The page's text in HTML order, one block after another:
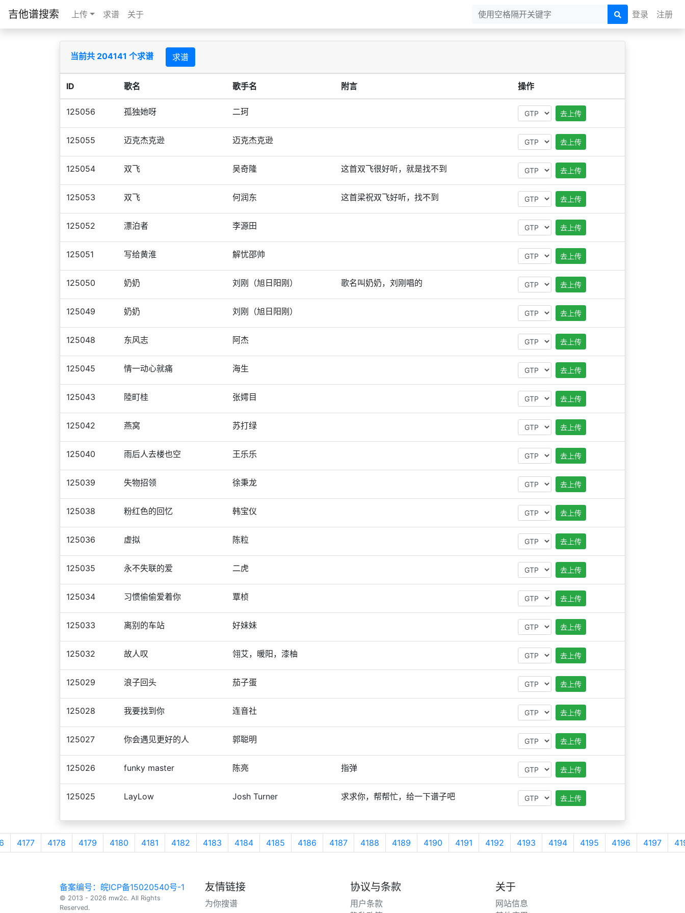
吉他谱搜索 上传 求谱 关于 登录 注册
当前共 204141 个求谱 求谱
ID 歌名 歌手名 附言 操作
125056 孤独她呀 二珂 去上传
125055 迈克杰克逊 迈克杰克逊 去上传
125054 双飞 吴奇隆 这首双飞很好听，就是找不到 去上传
125053 双飞 何润东 这首梁祝双飞好听，找不到 去上传
125052 漂泊者 李源田 去上传
125051 写给黄淮 解忧邵帅 去上传
125050 奶奶 刘刚（旭日阳刚） 歌名叫奶奶，刘刚唱的 去上传
125049 奶奶 刘刚（旭日阳刚） 去上传
125048 东风志 阿杰 去上传
125045 情一动心就痛 海生 去上传
125043 陸町桂 张嫮目 去上传
125042 燕窝 苏打绿 去上传
125040 雨后人去楼也空 王乐乐 去上传
125039 失物招领 徐秉龙 去上传
125038 粉红色的回忆 韩宝仪 去上传
125036 虚拟 陈粒 去上传
125035 永不失联的爱 二虎 去上传
125034 习惯偷偷爱着你 覃桢 去上传
125033 离别的车站 好妹妹 去上传
125032 故人叹 翎艾，暖阳，漆柚 去上传
125029 浪子回头 茄子蛋 去上传
125028 我要找到你 连音社 去上传
125027 你会遇见更好的人 郭聪明 去上传
125026 funky master 陈亮 指弹 去上传
125025 LayLow Josh Turner 求求你，帮帮忙，给一下谱子吧 去上传
4177 4178 4179 4180 4181 4182 4183 4184 4185 4186 4187 4188 4189 4190 4191 4192 4193 4194 4195 4196 4197
备案编号：皖ICP备15020540号-1
© 2013 - 2026 mw2c. All Rights
Reserved.
友情链接
为你搜谱
协议与条款
用户条款
关于
网站信息